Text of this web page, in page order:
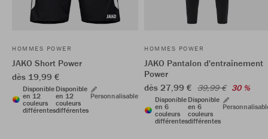
HOMMES POWER
JAKO Short Power
dès 19,99 €
Disponible
en 12
couleurs
différentes
Disponible
en 12
couleurs
différentes
Personnalisable
HOMMES POWER
JAKO Pantalon d'entraînement
Power
dès 27,99 € 39,99 € 30 %
Disponible
en 6
couleurs
différentes
Disponible
en 6
couleurs
différentes